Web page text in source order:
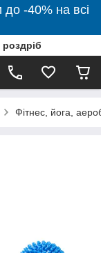
-40% на всі
Фітнес, йога,